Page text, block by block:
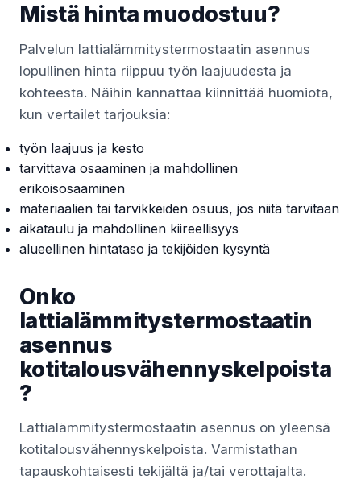
Mistä hinta muodostuu?
Palvelun lattialämmitystermostaatin asennus
lopullinen hinta riippuu työn laajuudesta ja
kohteesta. Näihin kannattaa kiinnittää huomiota,
kun vertailet tarjouksia:
työn laajuus ja kesto
tarvittava osaaminen ja mahdollinen
erikoisosaaminen
materiaalien tai tarvikkeiden osuus, jos niitä tarvitaan
aikataulu ja mahdollinen kiireellisyys
alueellinen hintataso ja tekijöiden kysyntä
Onko
lattialämmitystermostaatin
asennus
kotitalousvähennyskelpoista
?
Lattialämmitystermostaatin asennus on yleensä
kotitalousvähennyskelpoista. Varmistathan
tapauskohtaisesti tekijältä ja/tai verottajalta.